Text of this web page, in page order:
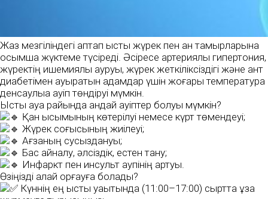
Жаз мезгіліндегі аптап ыстық жүрек пен қан тамырларына
қосымша жүктеме түсіреді. Әсіресе артериялық гипертония,
жүректің ишемиялық ауруы, жүрек жеткіліксіздігі және қант
диабетімен ауыратын адамдар үшін жоғары температура
денсаулыққа қауіп төндіруі мүмкін.
Ыстық ауа райында қандай қауіптер болуы мүмкін?
Қан қысымының көтерілуі немесе күрт төмендеуі;
Жүрек соғысының жиілеуі;
Ағзаның сусыздануы;
Бас айналу, әлсіздік, естен тану;
Инфаркт пен инсульт қаупінің артуы.
Өзіңізді қалай қорғауға болады?
Күннің ең ыстық уақытында (11:00–17:00) сыртта ұзақ